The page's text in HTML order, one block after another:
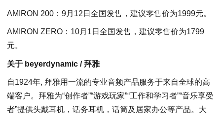
AMIRON 200：9月12日全国发售，建议零售价为1999元。
AMIRON ZERO：10月1日全国发售，建议零售价为1799
元。
关于 beyerdynamic / 拜雅
自1924年, 拜雅用一流的专业音频产品服务于来自全球的高
端客户。拜雅为“创作者”“游戏玩家”“工作和学习者”“音乐享受
者”提供头戴耳机，话务耳机，话筒及居家办公等产品。大